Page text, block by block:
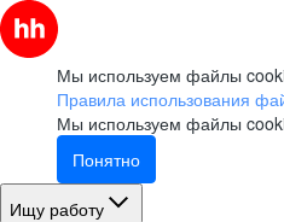
Мы используем файлы
Правила использования
Мы используем файлы
Понятно
Ищу работу